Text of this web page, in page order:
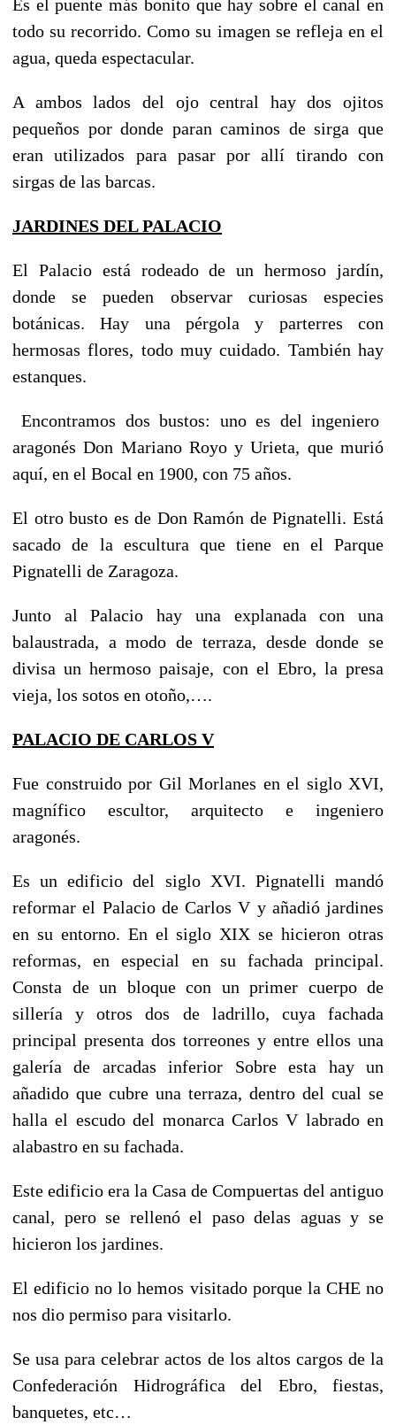
Es el puente más bonito que hay sobre el canal en
todo su recorrido. Como su imagen se refleja en el
agua, queda espectacular.
A ambos lados del ojo central hay dos ojitos
pequeños por donde paran caminos de sirga que
eran utilizados para pasar por allí tirando con
sirgas de las barcas.
JARDINES DEL PALACIO
El Palacio está rodeado de un hermoso jardín,
donde se pueden observar curiosas especies
botánicas. Hay una pérgola y parterres con
hermosas flores, todo muy cuidado. También hay
estanques.
Encontramos dos bustos: uno es del ingeniero
aragonés Don Mariano Royo y Urieta, que murió
aquí, en el Bocal en 1900, con 75 años.
El otro busto es de Don Ramón de Pignatelli. Está
sacado de la escultura que tiene en el Parque
Pignatelli de Zaragoza.
Junto al Palacio hay una explanada con una
balaustrada, a modo de terraza, desde donde se
divisa un hermoso paisaje, con el Ebro, la presa
vieja, los sotos en otoño,….
PALACIO DE CARLOS V
Fue construido por Gil Morlanes en el siglo XVI,
magnífico escultor, arquitecto e ingeniero
aragonés.
Es un edificio del siglo XVI. Pignatelli mandó
reformar el Palacio de Carlos V y añadió jardines
en su entorno. En el siglo XIX se hicieron otras
reformas, en especial en su fachada principal.
Consta de un bloque con un primer cuerpo de
sillería y otros dos de ladrillo, cuya fachada
principal presenta dos torreones y entre ellos una
galería de arcadas inferior Sobre esta hay un
añadido que cubre una terraza, dentro del cual se
halla el escudo del monarca Carlos V labrado en
alabastro en su fachada.
Este edificio era la Casa de Compuertas del antiguo
canal, pero se rellenó el paso delas aguas y se
hicieron los jardines.
El edificio no lo hemos visitado porque la CHE no
nos dio permiso para visitarlo.
Se usa para celebrar actos de los altos cargos de la
Confederación Hidrográfica del Ebro, fiestas,
banquetes, etc…